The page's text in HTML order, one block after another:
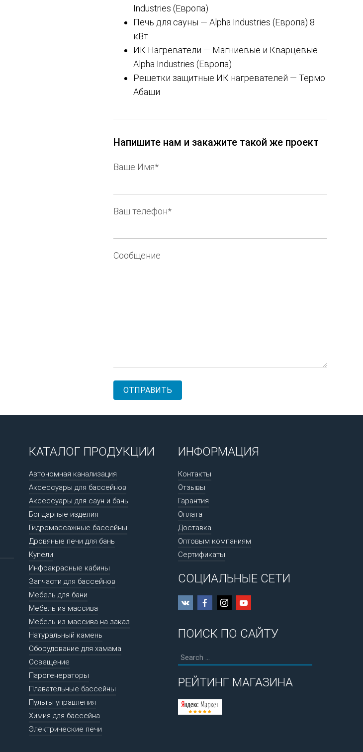
Industries (Европа)
Печь для сауны — Alpha Industries (Европа) 8
кВт
ИК Нагреватели — Магниевые и Кварцевые
Alpha Industries (Европа)
Решетки защитные ИК нагревателей — Термо
Абаши
Напишите нам и закажите такой же проект
Ваше Имя*
Ваш телефон*
Сообщение
КАТАЛОГ ПРОДУКЦИИ
Автономная канализация
Аксессуары для бассейнов
Аксессуары для саун и бань
Бондарные изделия
Гидромассажные бассейны
Дровяные печи для бань
Купели
Инфракрасные кабины
Запчасти для бассейнов
Мебель для бани
Мебель из массива
Мебель из массива на заказ
Натуральный камень
Оборудование для хамама
Освещение
Парогенераторы
Плавательные бассейны
Пульты управления
Химия для бассейна
Электрические печи
ИНФОРМАЦИЯ
Контакты
Отзывы
Гарантия
Оплата
Доставка
Оптовым компаниям
Сертификаты
СОЦИАЛЬНЫЕ СЕТИ
ПОИСК ПО САЙТУ
РЕЙТИНГ МАГАЗИНА